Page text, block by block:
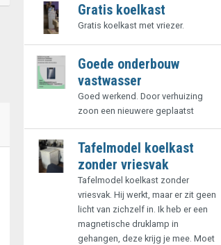
Gratis koelkast
Gratis koelkast met vriezer.
Goede onderbouw
vastwasser
Goed werkend. Door verhuizing
zoon een nieuwere geplaatst
Tafelmodel koelkast
zonder vriesvak
Tafelmodel koelkast zonder
vriesvak. Hij werkt, maar er zit geen
licht van zichzelf in. Ik heb er een
magnetische druklamp in
gehangen, deze krijg je mee. Moet